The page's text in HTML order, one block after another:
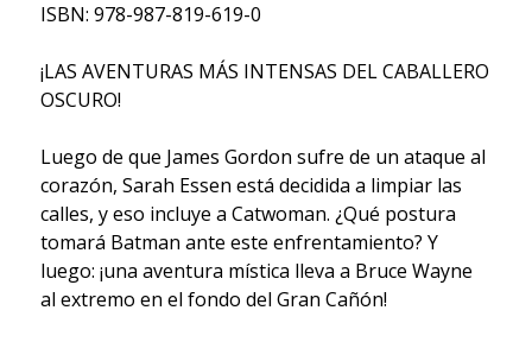
ISBN: 978-987-819-619-0
¡LAS AVENTURAS MÁS INTENSAS DEL CABALLERO
OSCURO!
Luego de que James Gordon sufre de un ataque al
corazón, Sarah Essen está decidida a limpiar las
calles, y eso incluye a Catwoman. ¿Qué postura
tomará Batman ante este enfrentamiento? Y
luego: ¡una aventura mística lleva a Bruce Wayne
al extremo en el fondo del Gran Cañón!